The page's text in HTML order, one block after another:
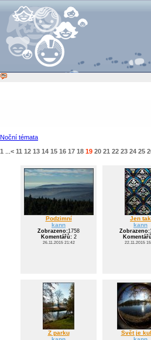
Noční témata
1
< 11 12 13 14 15 16 17 18 19 20 21 22 23 24 25
Podzimní
kann
Zobrazeno:1758
Komentářů:2
26.11.2015 21:42
Jen tak
kann
Zobrazeno:
22.11.2015
Z parku
Svět je